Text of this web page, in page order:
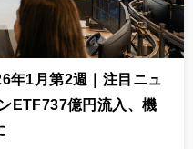
年1月第2週｜注目ニュ
ETF737億円流入、機